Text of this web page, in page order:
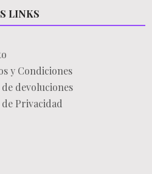
LINKS
y Condiciones
devoluciones
Privacidad